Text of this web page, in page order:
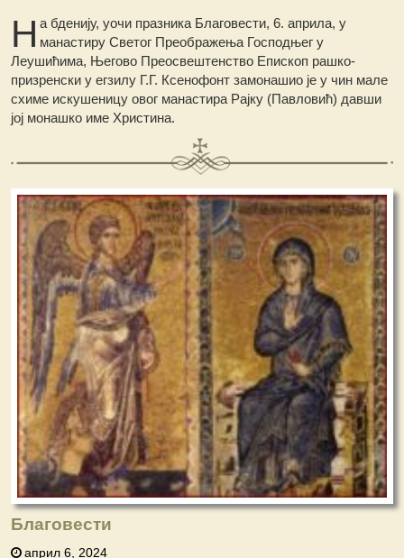
Н а бденију, уочи празника Благовести, 6. априла, у
манастиру Светог Преображења Господњег у
Леушићима, Његово Преосвештенство Епископ рашко-
призренски у егзилу Г.Г. Ксенофонт замонашио је у чин мале
схиме искушеницу овог манастира Рајку (Павловић) давши
јој монашко име Христина.
Благовести
април 6, 2024